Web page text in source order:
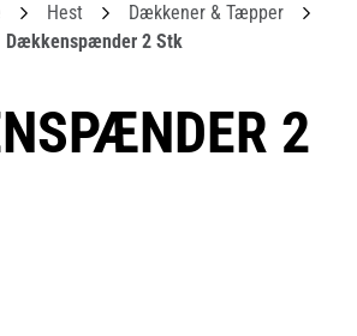
Hest
Dækkener & Tæpper
Dækkenspænder 2 Stk
2